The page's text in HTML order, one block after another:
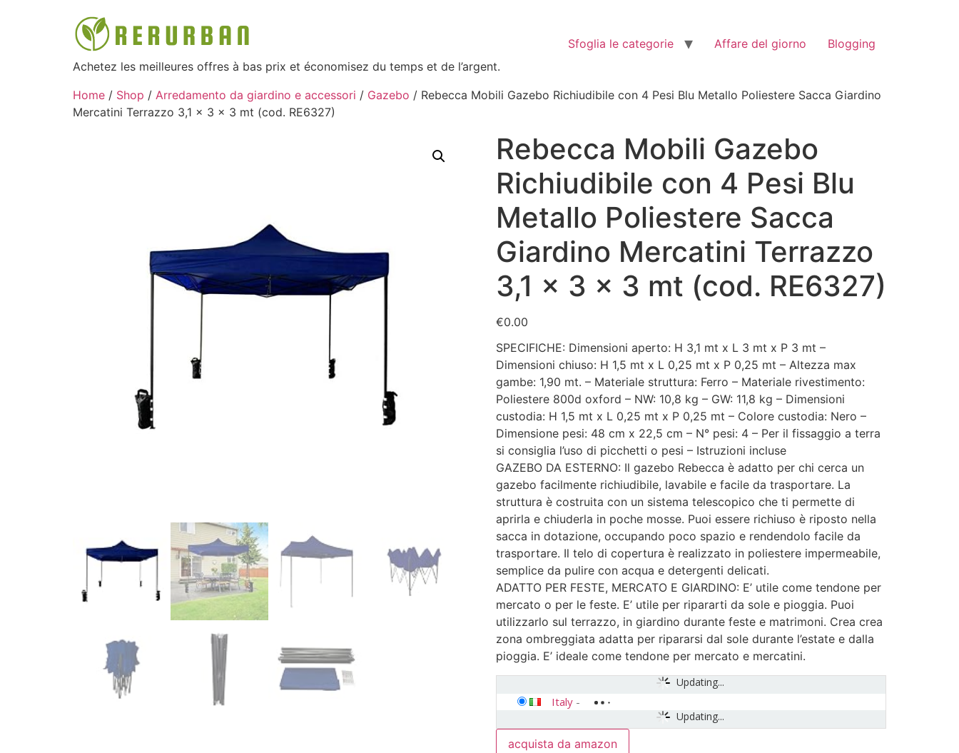
Achetez les meilleures offres à bas prix et économisez du temps et de l’argent.
Sfoglia le categorie Affare del giorno Blogging
Home / Shop / Arredamento da giardino e accessori / Gazebo / Rebecca Mobili Gazebo Richiudibile con 4 Pesi Blu Metallo Poliestere Sacca Giardino
Mercatini Terrazzo 3,1 x 3 x 3 mt (cod. RE6327)
Rebecca Mobili Gazebo
Richiudibile con 4 Pesi Blu
Metallo Poliestere Sacca
Giardino Mercatini Terrazzo
3,1 x 3 x 3 mt (cod. RE6327)
€0.00
SPECIFICHE: Dimensioni aperto: H 3,1 mt x L 3 mt x P 3 mt –
Dimensioni chiuso: H 1,5 mt x L 0,25 mt x P 0,25 mt – Altezza max
gambe: 1,90 mt. – Materiale struttura: Ferro – Materiale rivestimento:
Poliestere 800d oxford – NW: 10,8 kg – GW: 11,8 kg – Dimensioni
custodia: H 1,5 mt x L 0,25 mt x P 0,25 mt – Colore custodia: Nero –
Dimensione pesi: 48 cm x 22,5 cm – N° pesi: 4 – Per il fissaggio a terra
si consiglia l’uso di picchetti o pesi – Istruzioni incluse
GAZEBO DA ESTERNO: Il gazebo Rebecca è adatto per chi cerca un
gazebo facilmente richiudibile, lavabile e facile da trasportare. La
struttura è costruita con un sistema telescopico che ti permette di
aprirla e chiuderla in poche mosse. Puoi essere richiuso è riposto nella
sacca in dotazione, occupando poco spazio e rendendolo facile da
trasportare. Il telo di copertura è realizzato in poliestere impermeabile,
semplice da pulire con acqua e detergenti delicati.
ADATTO PER FESTE, MERCATO E GIARDINO: E’ utile come tendone per
mercato o per le feste. E’ utile per ripararti da sole e pioggia. Puoi
utilizzarlo sul terrazzo, in giardino durante feste e matrimoni. Crea crea
zona ombreggiata adatta per ripararsi dal sole durante l’estate e dalla
pioggia. E’ ideale come tendone per mercato e mercatini.
Updating...
Updating...
Italy-
acquista da amazon